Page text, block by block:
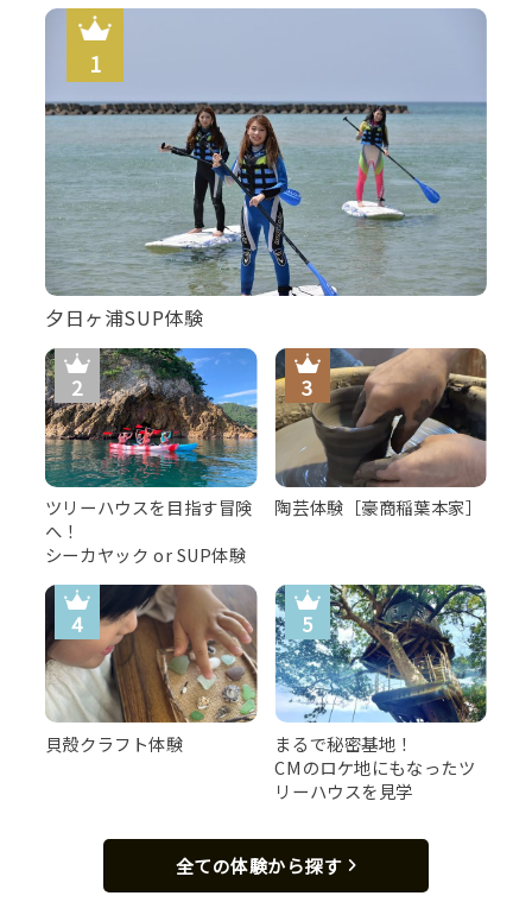
夕日ヶ浦SUP体験
ツリーハウスを目指す冒険
へ！
シーカヤック or SUP体験
陶芸体験［豪商稲葉本家］
貝殻クラフト体験
まるで秘密基地！
CMのロケ地にもなったツ
リーハウスを見学
全ての体験から探す